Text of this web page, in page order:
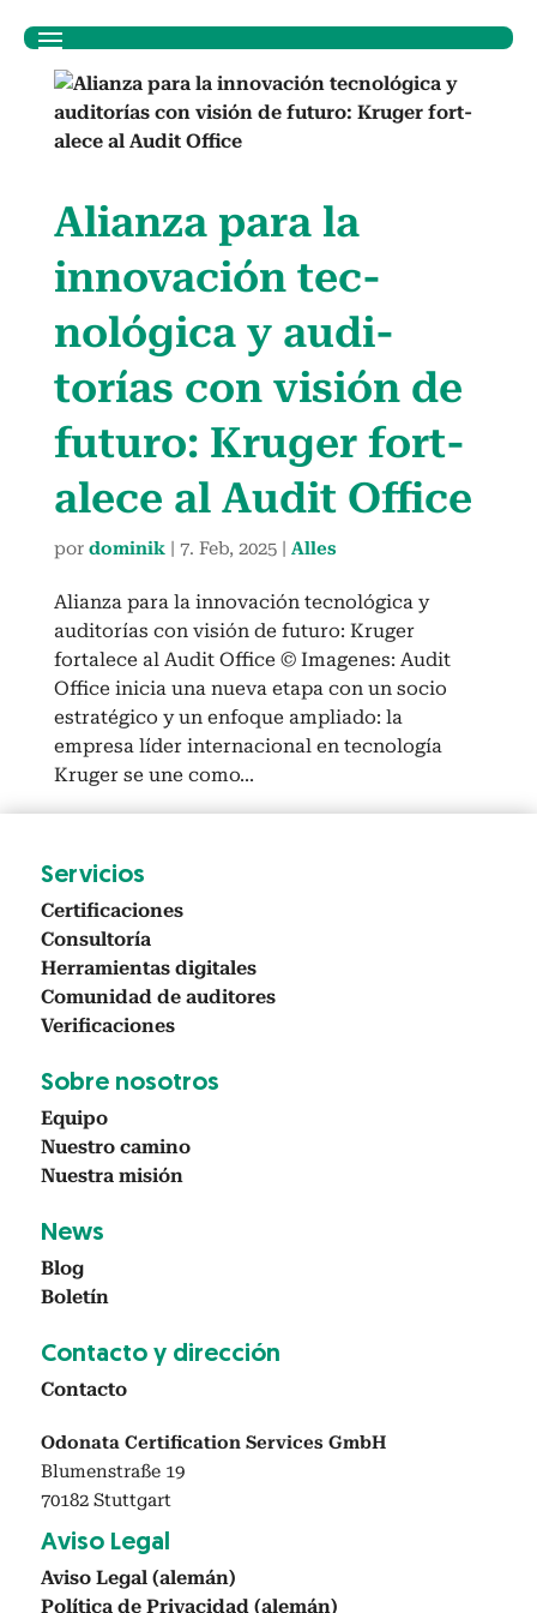
Alian­za para la
inno­vación tec­
nológ­i­ca y audi­
torías con visión de
futuro: Kruger for­t­
alece al Audit Office
por dominik| 7. Feb, 2025| Alles
Alianza para la innovación tecnológica y
auditorías con visión de futuro: Kruger
fortalece al Audit Office © Imagenes: Audit
Office inicia una nueva etapa con un socio
estratégico y un enfoque ampliado: la
empresa líder internacional en tecnología
Kruger se une como...
Ser­vi­cios
Cer­ti­fi­ca­ciones
Con­sul­toría
Her­ramien­tas dig­i­tales
Comu­nidad de audi­tores
Ver­i­fi­ca­ciones
Sobre nosotros
Equipo
Nue­stro camino
Nues­tra mis­ión
News
Blog
Boletín
Con­tac­to y direc­ción
Con­tac­to
Odonata Certification Services GmbH
Blumenstraße 19
70182 Stuttgart
Avi­so Legal
Avi­so Legal (alemán)
Políti­ca de Pri­vaci­dad (alemán)